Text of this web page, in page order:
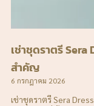
เช่าชุดราตรี
สำคัญ
6 กรกฎาคม 2026
เช่าชุดราตรี Sera